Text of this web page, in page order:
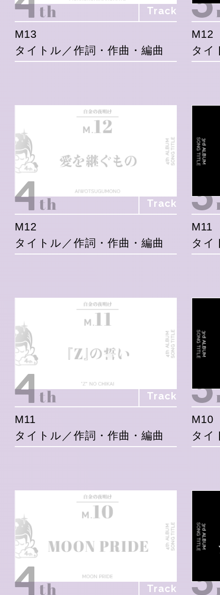
Track
M13
タイトル／作詞・作曲・編曲
M12
タイ
Track
M12
タイトル／作詞・作曲・編曲
M11
タイ
Track
M11
タイトル／作詞・作曲・編曲
M10
タイ
Track